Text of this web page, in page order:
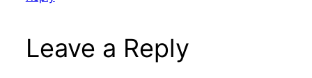
Leave a Reply